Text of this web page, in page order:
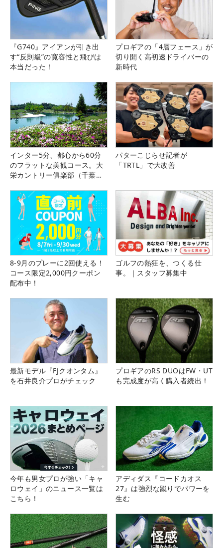
『G740』アイアンが引き出
す“反則級”の寛容性と飛びは
本当だった！
プロギアの「4層フェース」が
切り開く高初速ドライバーの
新時代
インター5分、都心から60分
のフラットな美観コース。大
栄カントリー俱楽部（千葉
パターこじらせ記者が
「TRTL」で大改善
8-9月のプレーに2回使える！
コース限定2,000円クーポン
配布中！
ゴルフの熱狂を、つくる仕
事。｜スタッフ募集中
最新モデル『FJクオンタム』
を石井良介プロがチェック
プロギアのRS DUOはFW・UT
も完成度が高く購入者続出！
今年も男女プロが強い「キャ
ロウェイ」のニュース一覧は
こちら！
アディダス『コードカオス
27』は強烈な蹴りでパワーを
生む